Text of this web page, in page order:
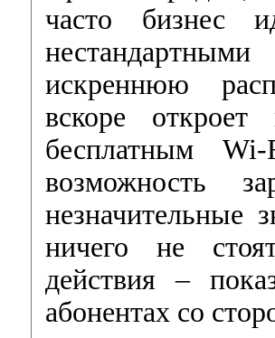
часто бизнес
искреннюю
вскоре
бесплатным
возможность
незначительные
ничего не
действия –
абонентах со